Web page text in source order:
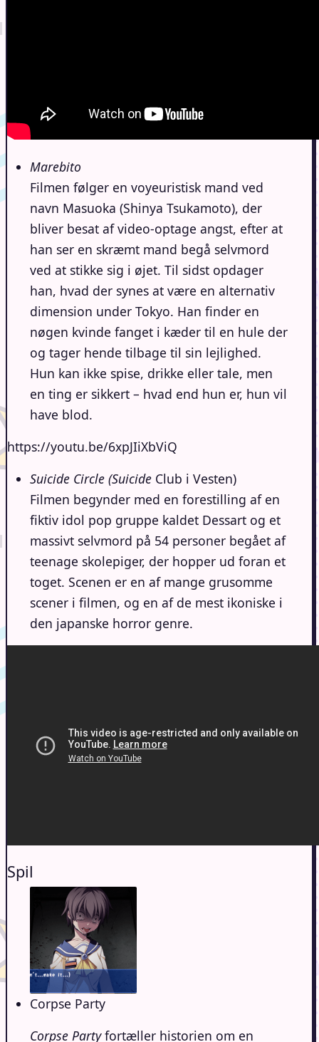
Marebito
Filmen følger en voyeuristisk mand ved
navn Masuoka (Shinya Tsukamoto), der
bliver besat af video-optage angst, efter at
han ser en skræmt mand begå selvmord
ved at stikke sig i øjet. Til sidst opdager
han, hvad der synes at være en alternativ
dimension under Tokyo. Han finder en
nøgen kvinde fanget i kæder til en hule der
og tager hende tilbage til sin lejlighed.
Hun kan ikke spise, drikke eller tale, men
en ting er sikkert – hvad end hun er, hun vil
have blod.
https://youtu.be/6xpJIiXbViQ
Suicide Circle (Suicide Club i Vesten)
Filmen begynder med en forestilling af en
fiktiv idol pop gruppe kaldet Dessart og et
massivt selvmord på 54 personer begået af
teenage skolepiger, der hopper ud foran et
toget. Scenen er en af mange grusomme
scener i filmen, og en af de mest ikoniske i
den japanske horror genre.
Spil
Corpse Party
Corpse Partyfortæller historien om en